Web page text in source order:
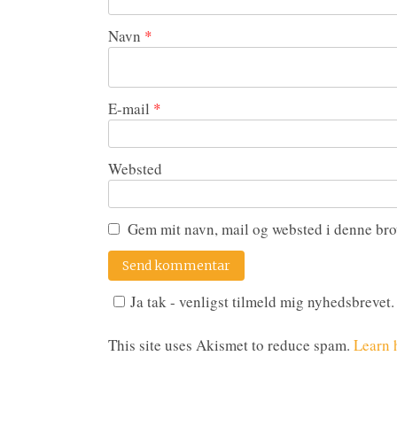
Navn *
E-mail *
Websted
Gem mit navn, mail og websted i denne
Ja tak - venligst tilmeld mig nyhedsbrevet.
This site uses Akismet to reduce spam. Learn